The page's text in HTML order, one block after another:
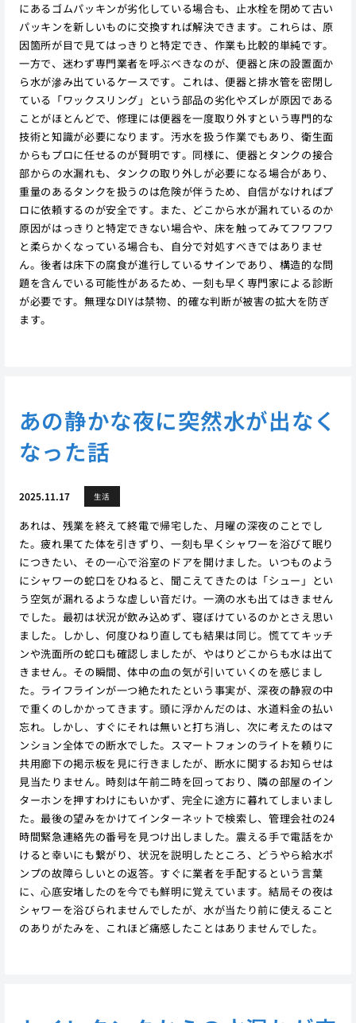
にあるゴムパッキンが劣化している場合も、止水栓を閉めて古い
パッキンを新しいものに交換すれば解決できます。これらは、原
因箇所が目で見てはっきりと特定でき、作業も比較的単純です。
一方で、迷わず専門業者を呼ぶべきなのが、便器と床の設置面か
ら水が滲み出ているケースです。これは、便器と排水管を密閉し
ている「ワックスリング」という部品の劣化やズレが原因である
ことがほとんどで、修理には便器を一度取り外すという専門的な
技術と知識が必要になります。汚水を扱う作業でもあり、衛生面
からもプロに任せるのが賢明です。同様に、便器とタンクの接合
部からの水漏れも、タンクの取り外しが必要になる場合があり、
重量のあるタンクを扱うのは危険が伴うため、自信がなければプ
ロに依頼するのが安全です。また、どこから水が漏れているのか
原因がはっきりと特定できない場合や、床を触ってみてフワフワ
と柔らかくなっている場合も、自分で対処すべきではありませ
ん。後者は床下の腐食が進行しているサインであり、構造的な問
題を含んでいる可能性があるため、一刻も早く専門家による診断
が必要です。無理なDIYは禁物、的確な判断が被害の拡大を防ぎ
ます。
あの静かな夜に突然水が出なく
なった話
2025.11.17 生活
あれは、残業を終えて終電で帰宅した、月曜の深夜のことでし
た。疲れ果てた体を引きずり、一刻も早くシャワーを浴びて眠り
につきたい、その一心で浴室のドアを開けました。いつものよう
にシャワーの蛇口をひねると、聞こえてきたのは「シュー」とい
う空気が漏れるような虚しい音だけ。一滴の水も出てはきません
でした。最初は状況が飲み込めず、寝ぼけているのかとさえ思い
ました。しかし、何度ひねり直しても結果は同じ。慌ててキッチ
ンや洗面所の蛇口も確認しましたが、やはりどこからも水は出て
きません。その瞬間、体中の血の気が引いていくのを感じまし
た。ライフラインが一つ絶たれたという事実が、深夜の静寂の中
で重くのしかかってきます。頭に浮かんだのは、水道料金の払い
忘れ。しかし、すぐにそれは無いと打ち消し、次に考えたのはマ
ンション全体での断水でした。スマートフォンのライトを頼りに
共用廊下の掲示板を見に行きましたが、断水に関するお知らせは
見当たりません。時刻は午前二時を回っており、隣の部屋のイン
ターホンを押すわけにもいかず、完全に途方に暮れてしまいまし
た。最後の望みをかけてインターネットで検索し、管理会社の24
時間緊急連絡先の番号を見つけ出しました。震える手で電話をか
けると幸いにも繋がり、状況を説明したところ、どうやら給水ポ
ンプの故障らしいとの返答。すぐに業者を手配するという言葉
に、心底安堵したのを今でも鮮明に覚えています。結局その夜は
シャワーを浴びられませんでしたが、水が当たり前に使えること
のありがたみを、これほど痛感したことはありませんでした。